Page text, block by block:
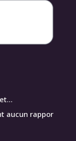
aucun rappor